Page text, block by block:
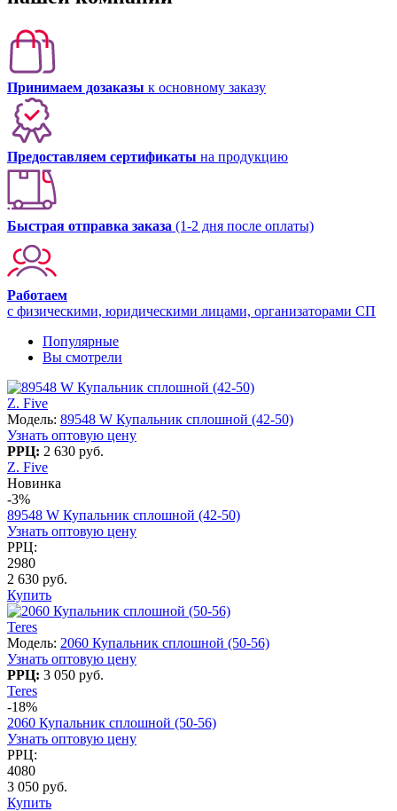
Принимаем дозаказы к основному заказу
Предоставляем сертификаты на продукцию
Быстрая отправка заказа (1-2 дня после оплаты)
Работаем
с физическими, юридическими лицами, организаторами СП
Популярные
Вы смотрели
Z. Five
Модель: 89548 W Купальник сплошной (42-50)
Узнать оптовую цену
РРЦ: 2 630 руб.
Z. Five
Новинка
-3%
89548 W Купальник сплошной (42-50)
Узнать оптовую цену
РРЦ:
2980
2 630 руб.
Купить
Teres
Модель: 2060 Купальник сплошной (50-56)
Узнать оптовую цену
РРЦ: 3 050 руб.
Teres
-18%
2060 Купальник сплошной (50-56)
Узнать оптовую цену
РРЦ:
4080
3 050 руб.
Купить